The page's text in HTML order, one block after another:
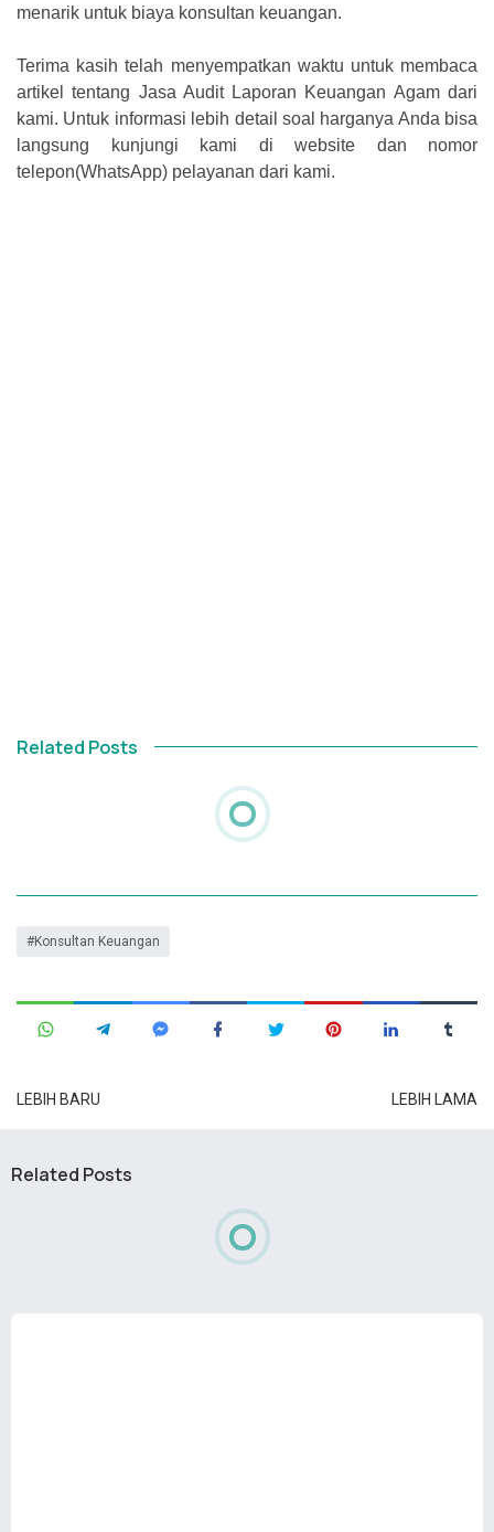
menarik untuk biaya konsultan keuangan.
Terima kasih telah menyempatkan waktu untuk membaca
artikel tentang Jasa Audit Laporan Keuangan Agam dari
kami. Untuk informasi lebih detail soal harganya Anda bisa
langsung kunjungi kami di website dan nomor
telepon(WhatsApp) pelayanan dari kami.
Related Posts
Konsultan Keuangan
LEBIH BARU LEBIH LAMA
Related Posts